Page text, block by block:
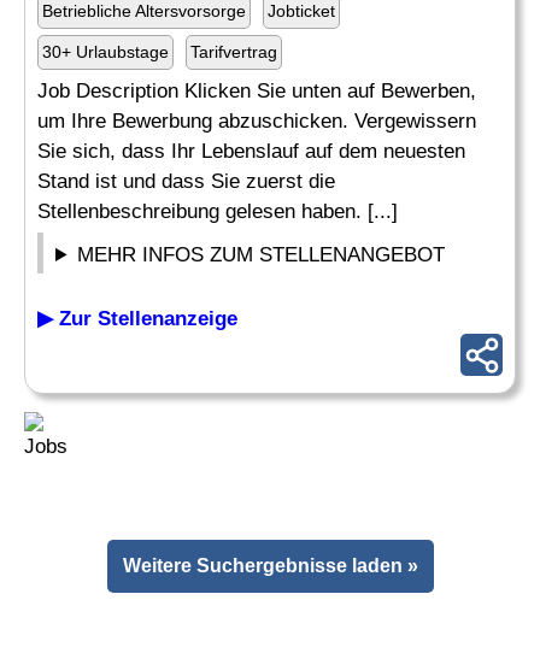
Betriebliche Altersvorsorge Jobticket
30+ Urlaubstage Tarifvertrag
Job Description Klicken Sie unten auf Bewerben,
um Ihre Bewerbung abzuschicken. Vergewissern
Sie sich, dass Ihr Lebenslauf auf dem neuesten
Stand ist und dass Sie zuerst die
Stellenbeschreibung gelesen haben. [...]
MEHR INFOS ZUM STELLENANGEBOT
▶ Zur Stellenanzeige
Weitere Suchergebnisse laden »